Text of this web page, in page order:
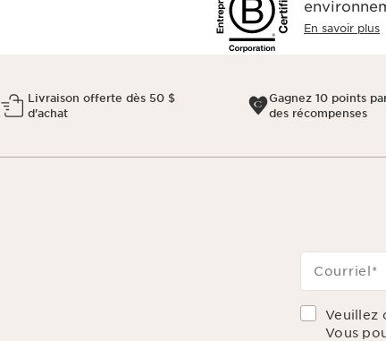
En savoir plus
Livraison offerte dès 50 $
d'achat
Gagnez 10 points
des récompenses
Courriel *
Veuillez
Vous